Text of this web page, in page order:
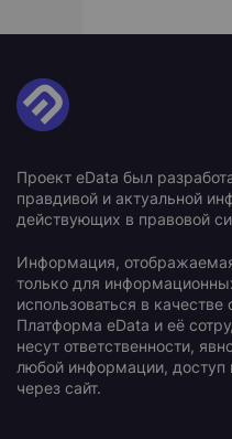
Проект eData был
правдивой и актуальной
действующих в правовой
Информация,
только для
использоваться в
Платформа eData и её
несут ответственности,
любой информации, доступ
через сайт.